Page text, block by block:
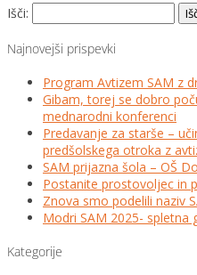
Išči:
Najnovejši prispevki
Program Avtizem SAM z
Gibam, torej se dobro
mednarodni konferenci
Predavanje za starše –
predšolskega otroka z
SAM prijazna šola – OŠ
Postanite prostovoljec in
Znova smo podelili naziv
Modri SAM 2025- spletna
Kategorije